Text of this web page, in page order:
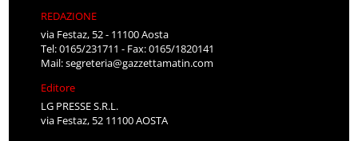
REDAZIONE
via Festaz, 52 - 11100 Aosta
Tel: 0165/231711 - Fax: 0165/1820141
Mail:segreteria@gazzettamatin.com
Editore
LG PRESSE S.R.L.
via Festaz, 52 11100 AOSTA